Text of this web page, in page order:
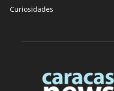
Curiosidades